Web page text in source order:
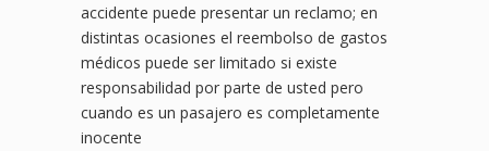
accidente puede presentar un reclamo; en
distintas ocasiones el reembolso de gastos
médicos puede ser limitado si existe
responsabilidad por parte de usted pero
cuando es un pasajero es completamente
inocente